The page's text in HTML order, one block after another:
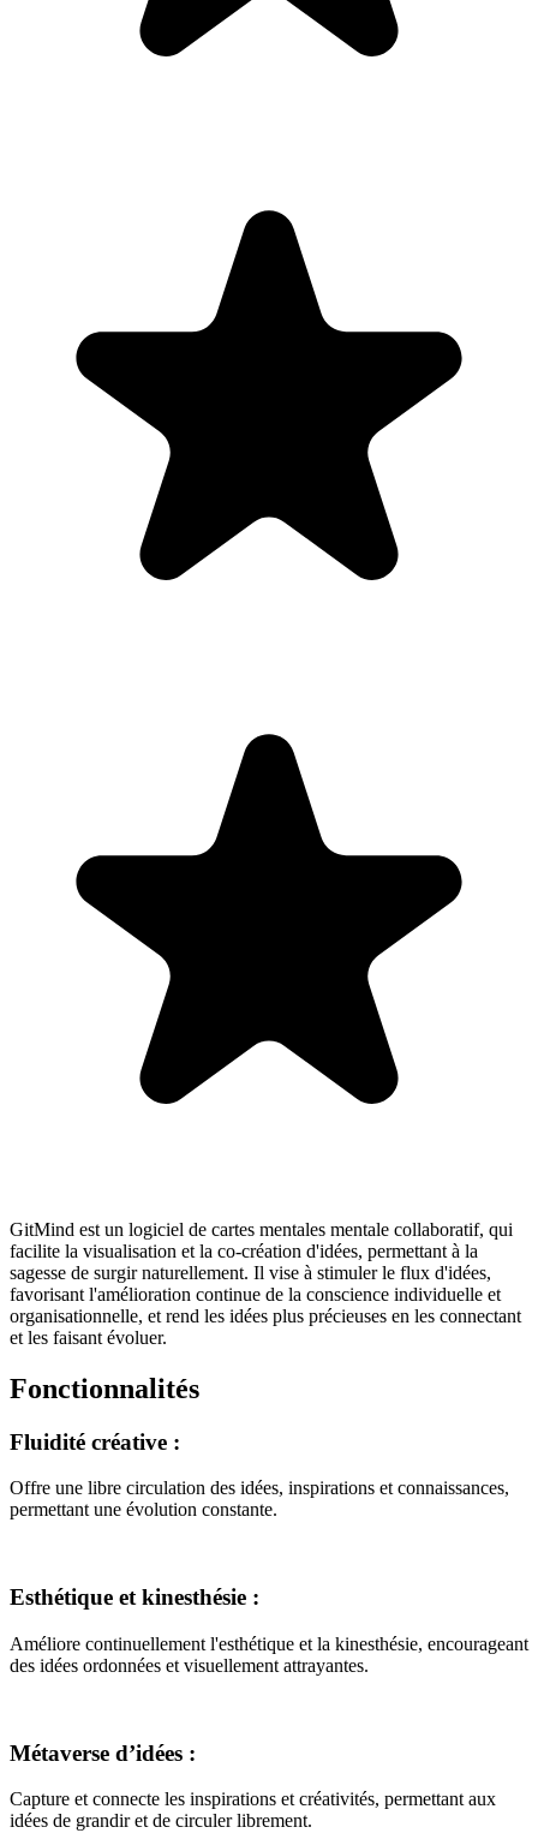
GitMind est un logiciel de cartes mentales mentale collaboratif, qui
facilite la visualisation et la co-création d'idées, permettant à la
sagesse de surgir naturellement. Il vise à stimuler le flux d'idées,
favorisant l'amélioration continue de la conscience individuelle et
organisationnelle, et rend les idées plus précieuses en les connectant
et les faisant évoluer.
Fonctionnalités
Fluidité créative :
Offre une libre circulation des idées, inspirations et connaissances,
permettant une évolution constante.
Esthétique et kinesthésie :
Améliore continuellement l'esthétique et la kinesthésie, encourageant
des idées ordonnées et visuellement attrayantes.
Métaverse d’idées :
Capture et connecte les inspirations et créativités, permettant aux
idées de grandir et de circuler librement.